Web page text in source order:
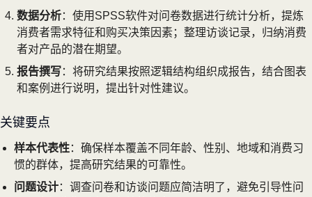
数据分析：使用SPSS软件对问卷数据进行统计分析，提炼
消费者需求特征和购买决策因素；整理访谈记录，归纳消费
者对产品的潜在期望。
报告撰写：将研究结果按照逻辑结构组织成报告，结合图表
和案例进行说明，提出针对性建议。
关键要点
样本代表性：确保样本覆盖不同年龄、性别、地域和消费习
惯的群体，提高研究结果的可靠性。
问题设计：调查问卷和访谈问题应简洁明了，避免引导性问